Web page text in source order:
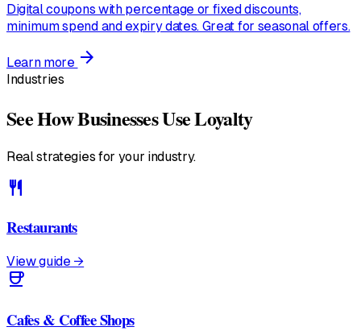
Digital coupons with percentage or fixed discounts,
minimum spend and expiry dates. Great for seasonal offers.
Learn more arrow_forward
Industries
See How Businesses Use Loyalty
Real strategies for your industry.
restaurant
Restaurants
View guide →
coffee
Cafes & Coffee Shops